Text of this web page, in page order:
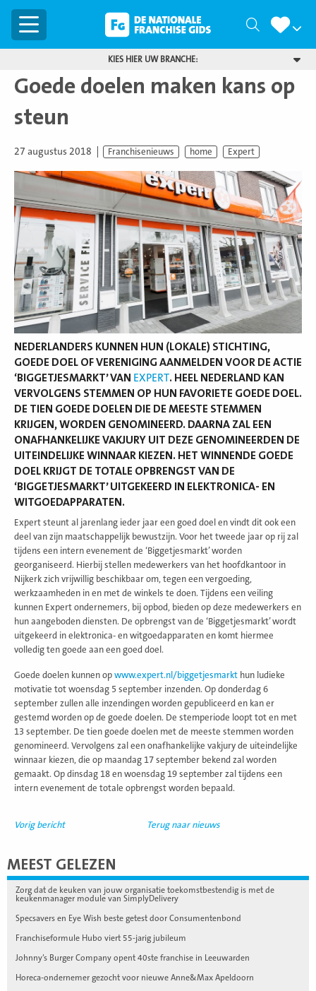
Menu Zoeken
KIES HIER UW BRANCHE:
Goede doelen maken kans op
steun
27 augustus 2018 Franchisenieuws home Expert
NEDERLANDERS KUNNEN HUN (LOKALE) STICHTING,
GOEDE DOEL OF VERENIGING AANMELDEN VOOR DE ACTIE
‘BIGGETJESMARKT’ VAN EXPERT. HEEL NEDERLAND KAN
VERVOLGENS STEMMEN OP HUN FAVORIETE GOEDE DOEL.
DE TIEN GOEDE DOELEN DIE DE MEESTE STEMMEN
KRIJGEN, WORDEN GENOMINEERD. DAARNA ZAL EEN
ONAFHANKELIJKE VAKJURY UIT DEZE GENOMINEERDEN DE
UITEINDELIJKE WINNAAR KIEZEN. HET WINNENDE GOEDE
DOEL KRIJGT DE TOTALE OPBRENGST VAN DE
‘BIGGETJESMARKT’ UITGEKEERD IN ELEKTRONICA- EN
WITGOEDAPPARATEN.
Expert steunt al jarenlang ieder jaar een goed doel en vindt dit ook een
deel van zijn maatschappelijk bewustzijn. Voor het tweede jaar op rij zal
tijdens een intern evenement de ‘Biggetjesmarkt’ worden
georganiseerd. Hierbij stellen medewerkers van het hoofdkantoor in
Nijkerk zich vrijwillig beschikbaar om, tegen een vergoeding,
werkzaamheden in en met de winkels te doen. Tijdens een veiling
kunnen Expert ondernemers, bij opbod, bieden op deze medewerkers en
hun aangeboden diensten. De opbrengst van de ‘Biggetjesmarkt’ wordt
uitgekeerd in elektronica- en witgoedapparaten en komt hiermee
volledig ten goede aan een goed doel.
Goede doelen kunnen op www.expert.nl/biggetjesmarkt hun ludieke
motivatie tot woensdag 5 september inzenden. Op donderdag 6
september zullen alle inzendingen worden gepubliceerd en kan er
gestemd worden op de goede doelen. De stemperiode loopt tot en met
13 september. De tien goede doelen met de meeste stemmen worden
genomineerd. Vervolgens zal een onafhankelijke vakjury de uiteindelijke
winnaar kiezen, die op maandag 17 september bekend zal worden
gemaakt. Op dinsdag 18 en woensdag 19 september zal tijdens een
intern evenement de totale opbrengst worden bepaald.
Vorig bericht Terug naar nieuws
MEEST GELEZEN
Zorg dat de keuken van jouw organisatie toekomstbestendig is met de
keukenmanager module van SimplyDelivery
Specsavers en Eye Wish beste getest door Consumentenbond
Franchiseformule Hubo viert 55-jarig jubileum
Johnny’s Burger Company opent 40ste franchise in Leeuwarden
Horeca-ondernemer gezocht voor nieuwe Anne&Max Apeldoorn